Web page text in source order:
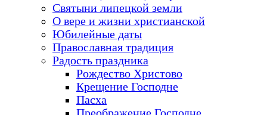
Святыни липецкой земли
О вере и жизни христианской
Юбилейные даты
Православная традиция
Радость праздника
Рождество Христово
Крещение Господне
Пасха